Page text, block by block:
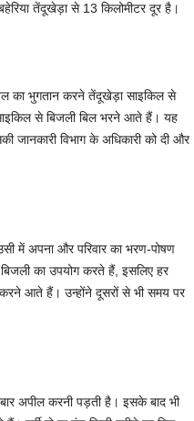
तेंदूखेड़ा से 13 किलोमीटर दूर है।
का भुगतान करने तेंदूखेड़ा साइकिल से
से बिजली बिल भरने आते हैं। यह
जानकारी विभाग के अधिकारी को दी और
में अपना और परिवार का भरण-पोषण
का उपयोग करते हैं, इसलिए हर
आते हैं। उन्होंने दूसरों से भी समय पर
अपील करनी पड़ती है। इसके बाद भी